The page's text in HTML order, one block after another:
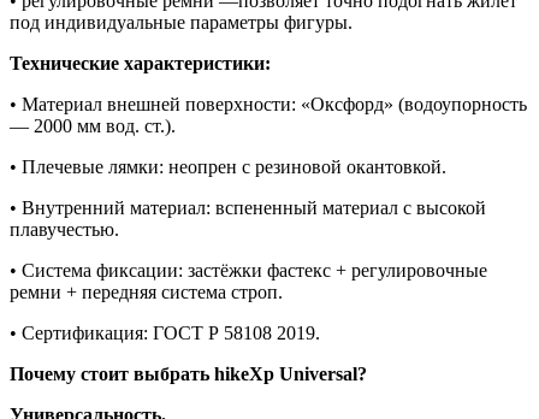
под индивидуальные параметры фигуры.
Технические характеристики:
• Материал внешней поверхности: «Оксфорд» (водоупорность
— 2000 мм вод. ст.).
• Плечевые лямки: неопрен с резиновой окантовкой.
• Внутренний материал: вспененный материал с высокой
плавучестью.
• Система фиксации: застёжки фастекс + регулировочные
ремни + передняя система строп.
• Сертификация: ГОСТ Р 58108 2019.
Почему стоит выбрать hikeXp Universal?